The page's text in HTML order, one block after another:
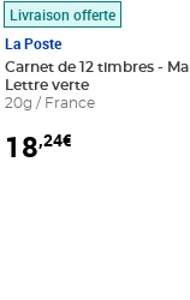
au panier
Livraison offerte
La Poste
Carnet de 12 timbres -
Lettre verte
20g / France
18,24€